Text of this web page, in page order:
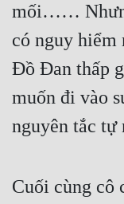
Cổ Tiên Hiệp
Cổ Đại
Du Hí
Dã Sử
Dị Giới
mối……
có nguy hiểm
Đồ Đan thấp
muốn đi vào
nguyên tắc tự
Cuối cùng cô